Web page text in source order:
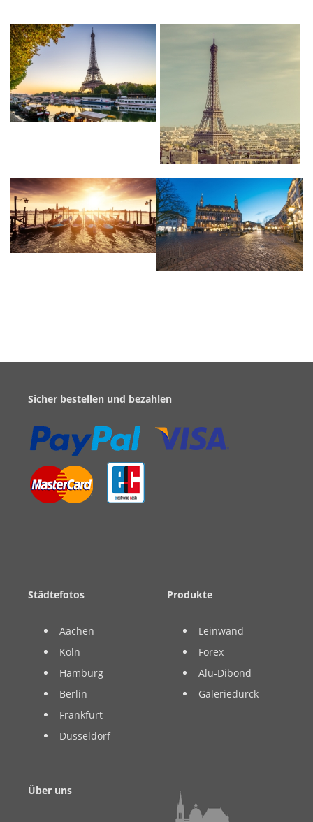
Sicher bestellen und bezahlen
Städtefotos
Aachen
Köln
Hamburg
Berlin
Frankfurt
Düsseldorf
Produkte
Leinwand
Forex
Alu-Dibond
Galeriedurck
Über uns